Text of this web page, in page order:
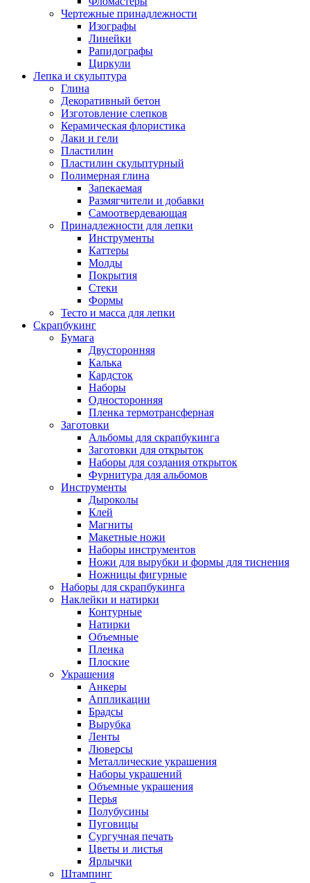
Чертежные принадлежности
Изографы
Линейки
Рапидографы
Циркули
Лепка и скульптура
Глина
Декоративный бетон
Изготовление слепков
Керамическая флористика
Лаки и гели
Пластилин
Пластилин скульптурный
Полимерная глина
Запекаемая
Размягчители и добавки
Самоотвердевающая
Принадлежности для лепки
Инструменты
Каттеры
Молды
Покрытия
Стеки
Формы
Тесто и масса для лепки
Скрапбукинг
Бумага
Двусторонняя
Калька
Кардсток
Наборы
Односторонняя
Пленка термотрансферная
Заготовки
Альбомы для скрапбукинга
Заготовки для открыток
Наборы для создания открыток
Фурнитура для альбомов
Инструменты
Дыроколы
Клей
Магниты
Макетные ножи
Наборы инструментов
Ножи для вырубки и формы для тиснения
Ножницы фигурные
Наборы для скрапбукинга
Наклейки и натирки
Контурные
Натирки
Объемные
Пленка
Плоские
Украшения
Анкеры
Аппликации
Брадсы
Вырубка
Ленты
Люверсы
Металлические украшения
Наборы украшений
Объемные украшения
Перья
Полубусины
Пуговицы
Сургучная печать
Цветы и листья
Ярлычки
Штампинг